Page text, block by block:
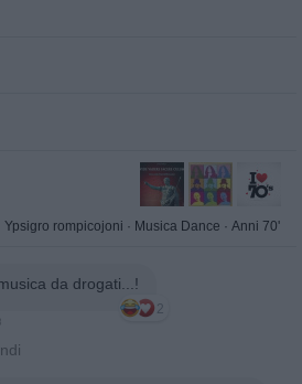
Ypsigro rompicojoni · Musica Dance · Anni 70'
da drogati...!
2